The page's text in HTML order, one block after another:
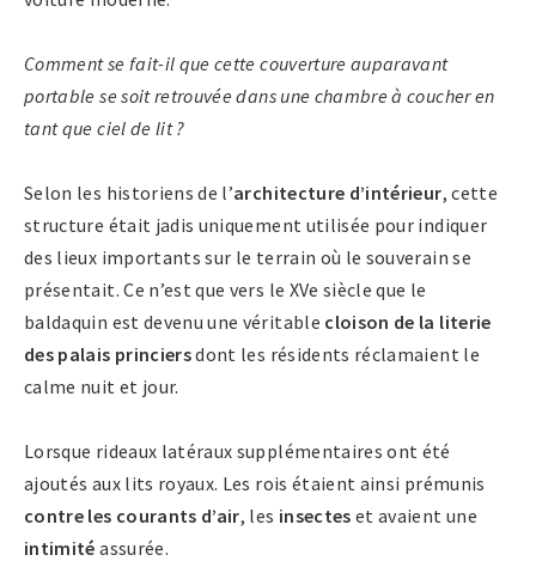
Comment se fait-il que cette couverture auparavant
portable se soit retrouvée dans une chambre à coucher en
tant que ciel de lit ?
Selon les historiens de l’architecture d’intérieur, cette
structure était jadis uniquement utilisée pour indiquer
des lieux importants sur le terrain où le souverain se
présentait. Ce n’est que vers le XVe siècle que le
baldaquin est devenu une véritable cloison de la literie
des palais princiersdont les résidents réclamaient le
calme nuit et jour.
Lorsque rideaux latéraux supplémentaires ont été
ajoutés aux lits royaux. Les rois étaient ainsi prémunis
contre les courants d’air, les insecteset avaient une
intimité assurée.